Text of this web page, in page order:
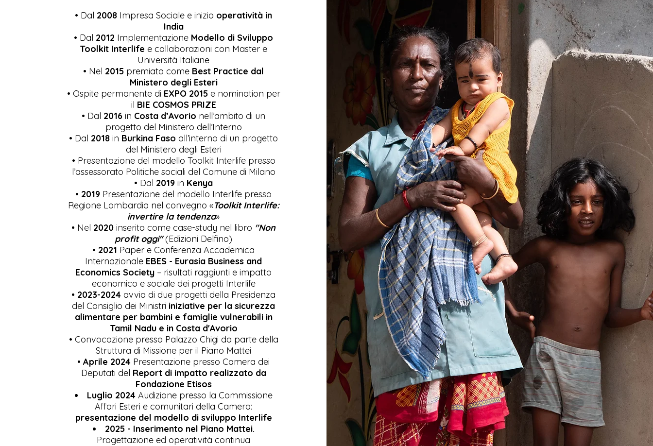
• Dal 2008 Impresa Sociale e inizio operatività in
India
• Dal 2012 Implementazione Modello di Sviluppo
Toolkit Interlife e collaborazioni con Master e
Università Italiane
• Nel 2015 premiata come Best Practice dal
Ministero degli Esteri
• Ospite permanente di EXPO 2015 e nomination per
il BIE COSMOS PRIZE
• Dal 2016 in Costa d’Avorio nell’ambito di un
progetto del Ministero dell’Interno
• Dal 2018 in Burkina Faso all’interno di un progetto
del Ministero degli Esteri
• Presentazione del modello Toolkit Interlife presso
l’assessorato Politiche sociali del Comune di Milano
• Dal 2019 in Kenya
• 2019 Presentazione del modello Interlife presso
Regione Lombardia nel convegno «Toolkit Interlife:
invertire la tendenza»
• Nel 2020 inserito come case-study nel libro "Non
profit oggi"(Edizioni Delfino)
• 2021 Paper e Conferenza Accademica
Internazionale EBES - Eurasia Business and
Economics Society – risultati raggiunti e impatto
economico e sociale dei progetti Interlife
• 2023-2024 avvio di due progetti della Presidenza
del Consiglio dei Ministri iniziative per la sicurezza
alimentare per bambini e famiglie vulnerabili in
Tamil Nadu e in Costa d'Avorio
• Convocazione presso Palazzo Chigi da parte della
Struttura di Missione per il Piano Mattei
• Aprile 2024 Presentazione presso Camera dei
Deputati del Report di impatto realizzato da
Fondazione Etisos
Luglio 2024 Audizione presso la Commissione
Affari Esteri e comunitari della Camera:
presentazione del modello di sviluppo Interlife
2025 - Inserimento nel Piano Mattei.
Progettazione ed operatività continua